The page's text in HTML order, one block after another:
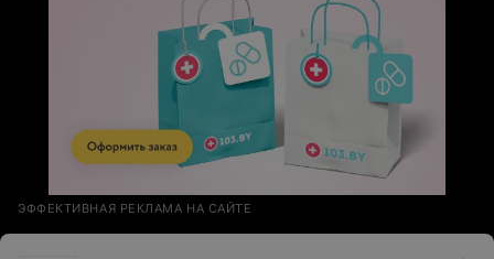
ЭФФЕКТИВНАЯ РЕКЛАМА НА САЙТЕ